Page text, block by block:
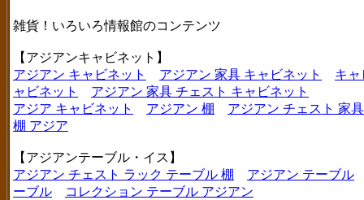
雑貨！いろいろ情報館のコンテンツ
【アジアンキャビネット】
アジアン キャビネット
アジアン 家具 キャビネット
キャ
ャビネット
アジアン 家具 チェスト キャビネット
アジア キャビネット
アジアン 棚
アジアン チェスト 家
棚 アジア
【アジアンテーブル・イス】
アジアン チェスト ラック テーブル 棚
アジアン テーブル
ーブル
コレクション テーブル アジアン